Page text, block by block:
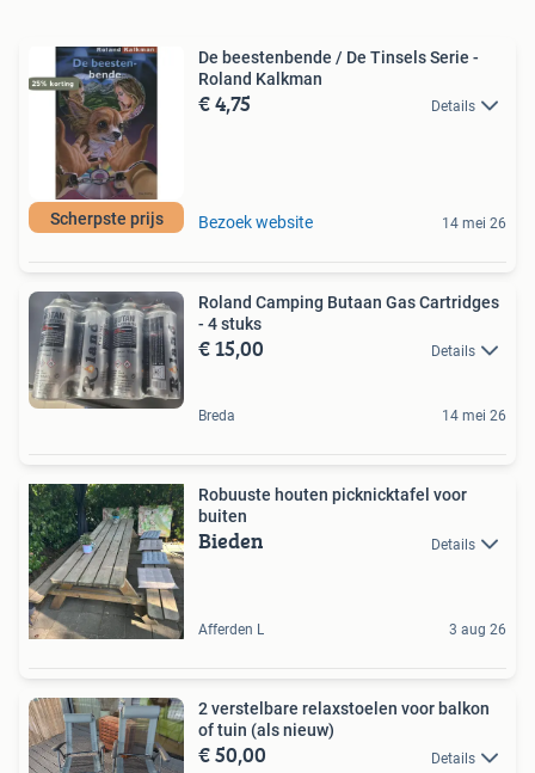
Scherpste prijs
De beestenbende / De Tinsels Serie -
Roland Kalkman
€ 4,75 Details
Bezoek website 14 mei 26
Roland Camping Butaan Gas Cartridges
- 4 stuks
€ 15,00 Details
Breda 14 mei 26
Robuuste houten picknicktafel voor
buiten
Bieden Details
Afferden L 3 aug 26
2 verstelbare relaxstoelen voor balkon
of tuin (als nieuw)
€ 50,00 Details